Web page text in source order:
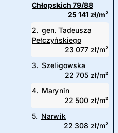
Chłopskich 79/88
25 141 zł/m²
2. gen. Tadeusza
Pełczyńskiego
23 077 zł/m²
3. Szeligowska
22 705 zł/m²
4. Marynin
22 500 zł/m²
5. Narwik
22 308 zł/m²